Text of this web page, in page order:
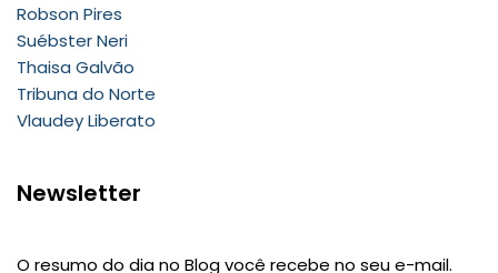
Robson Pires
Suébster Neri
Thaisa Galvão
Tribuna do Norte
Vlaudey Liberato
Newsletter
O resumo do dia no Blog você recebe no seu e-mail.